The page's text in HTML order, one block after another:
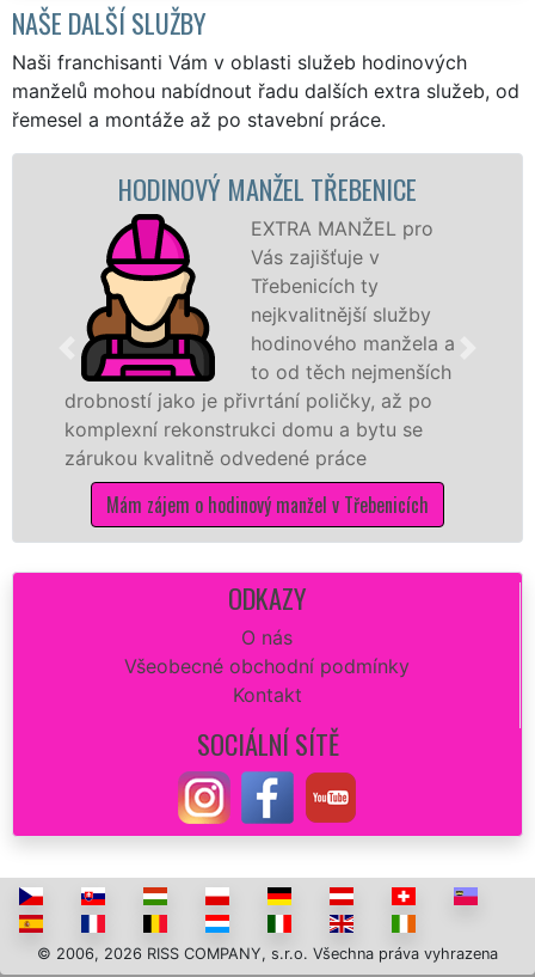
NAŠE DALŠÍ SLUŽBY
Naši franchisanti Vám v oblasti služeb hodinových
manželů mohou nabídnout řadu dalších extra služeb, od
řemesel a montáže až po stavební práce.
HODINOVÝ MANŽEL TŘEBENICE
EXTRA MANŽEL pro
Vás zajišťuje v
Třebenicích ty
nejkvalitnější služby
hodinového manžela a
to od těch nejmenších
jako je přivrtání poličky, až po
rekonstrukci domu a bytu se
kvalitně odvedené práce
zájem o hodinový manžel v Třebenicích
ODKAZY
O nás
Všeobecné obchodní podmínky
Kontakt
SOCIÁLNÍ SÍTĚ